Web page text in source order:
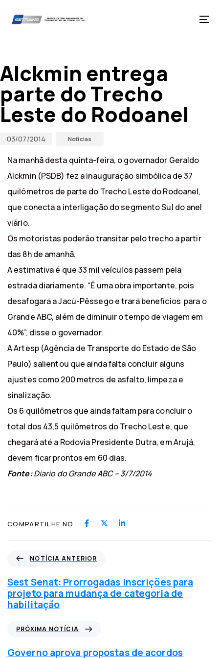
primary
Alckmin entrega
parte do Trecho
Leste do Rodoanel
03/07/2014 Notícias
Na manhã desta quinta-feira, o governador Geraldo
Alckmin (PSDB) fez a inauguração simbólica de 37
quilômetros de parte do Trecho Leste do Rodoanel,
que conecta a interligação do segmento Sul do anel
viário.
Os motoristas poderão transitar pelo trecho a partir
das 8h de amanhã.
A estimativa é que 33 mil veículos passem pela
estrada diariamente. “É uma obra importante, pois
desafogará a Jacú-Pêssego e trará benefícios para o
Grande ABC, além de diminuir o tempo de viagem em
40%”, disse o governador.
A Artesp (Agência de Transporte do Estado de São
Paulo) salientou que ainda falta concluir alguns
ajustes como 200 metros de asfalto, limpeza e
sinalização.
Os 6 quilômetros que ainda faltam para concluir o
total dos 43,5 quilômetros do Trecho Leste, que
chegará até a Rodovia Presidente Dutra, em Arujá,
devem ficar prontos em 60 dias.
Fonte:Diario do Grande ABC – 3/7/2014
COMPARTILHE NO
t
í
c
i
NOTÍCIA ANTERIOR
Sest Senat: Prorrogadas inscrições para
projeto para mudança de categoria de
habilitação
ó
PRÓXIMA NOTÍCIA
Governo aprova propostas de acordos